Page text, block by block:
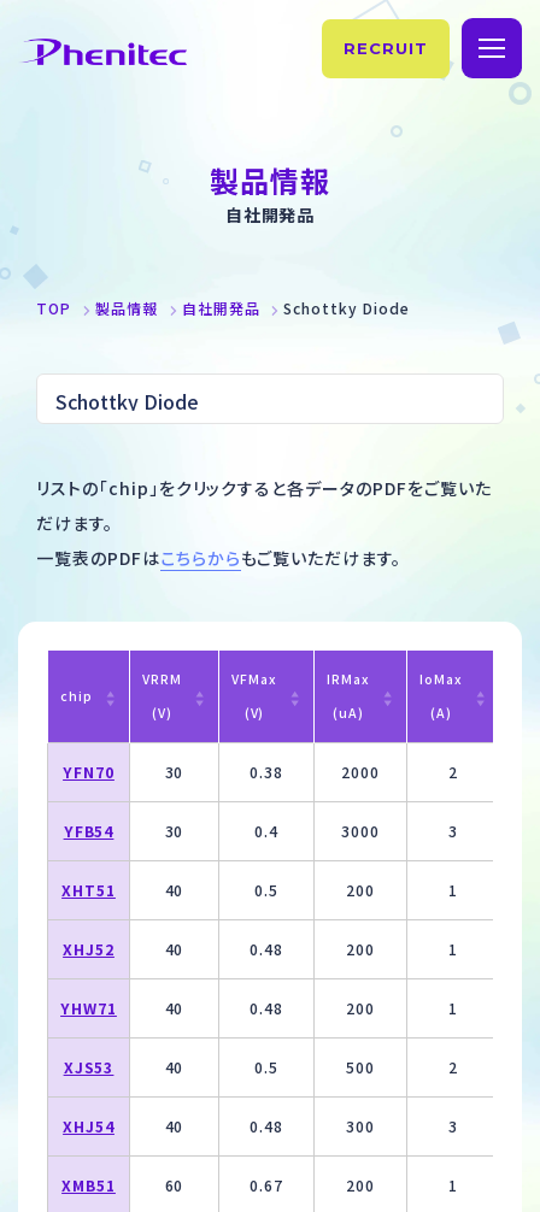
フェニテックの歴史
会社概要・拠点情報
製造情報
サステナビリティ
お問い合わせ
採用のお問い合わせ
製品・製造のお問い合わせ
RECRUIT
製品情報
自社開発品
TOP 製品情報 自社開発品 Schottky Diode
リストの「chip」をクリックすると各データのPDFをご覧いた
だけます。
一覧表のPDFはこちらからもご覧いただけます。
chip
VRRM
(V)
VFMax
(V)
IRMax
(uA)
IoMax
(A)
YFN70 30 0.38 2000 2
YFB54 30 0.4 3000 3
XHT51 40 0.5 200 1
XHJ52 40 0.48 200 1
YHW71 40 0.48 200 1
XJS53 40 0.5 500 2
XHJ54 40 0.48 300 3
XMB51 60 0.67 200 1